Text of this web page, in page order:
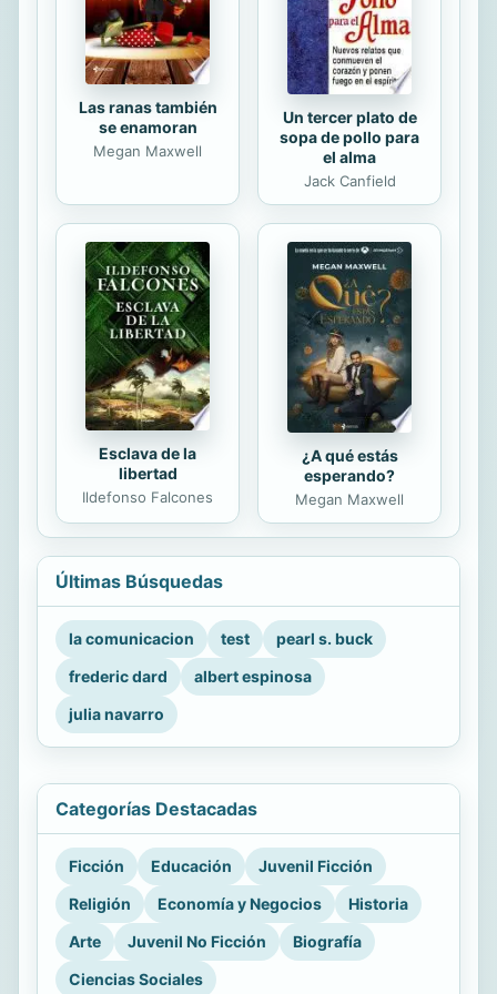
función informativa de estos
centros. Este libro pretende ser
una...
Las ranas también
se enamoran
Megan Maxwell
Un tercer plato de
sopa de pollo para
el alma
Jack Canfield
Esclava de la
libertad
Ildefonso Falcones
¿A qué estás
esperando?
Megan Maxwell
Últimas Búsquedas
la comunicacion test
pearl s. buck
frederic dard
albert espinosa
julia navarro
Categorías Destacadas
Ficción Educación
Juvenil Ficción
Religión
Economía y Negocios
Historia
Arte
Juvenil No Ficción
Biografía
Ciencias Sociales